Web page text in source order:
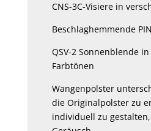
CNS-3C-Visiere in
Beschlaghemmende
QSV-2 Sonnenblende
Farbtönen
Wangenpolster
die Originalpolster zu
individuell zu